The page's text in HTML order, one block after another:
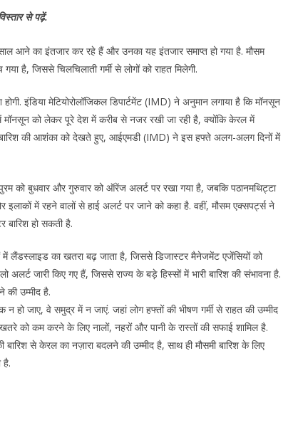
से पढ़ें.
आने का इंतजार कर रहे हैं और उनका यह इंतजार समाप्त हो गया है. मौसम
है, जिससे चिलचिलाती गर्मी से लोगों को राहत मिलेगी.
इंडिया मेटियोरोलॉजिकल डिपार्टमेंट (IMD) ने अनुमान लगाया है कि मॉनसून
मॉनसून को लेकर पूरे देश में करीब से नजर रखी जा रही है, क्योंकि केरल में
की आशंका को देखते हुए, आईएमडी (IMD) ने इस हफ्ते अलग-अलग दिनों में
को बुधवार और गुरुवार को ऑरेंज अलर्ट पर रखा गया है, जबकि पठानमथिट्टा
में रहने वालों से हाई अलर्ट पर जाने को कहा है. वहीं, मौसम एक्सपर्ट्स ने
हो सकती है.
लैंडस्लाइड का खतरा बढ़ जाता है, जिससे डिजास्टर मैनेजमेंट एजेंसियों को
जारी किए गए हैं, जिससे राज्य के बड़े हिस्सों में भारी बारिश की संभावना है.
उम्मीद है.
हो जाए, वे समुद्र में न जाएं. जहां लोग हफ्तों की भीषण गर्मी से राहत की उम्मीद
को कम करने के लिए नालों, नहरों और पानी के रास्तों की सफाई शामिल है.
से केरल का नज़ारा बदलने की उम्मीद है, साथ ही मौसमी बारिश के लिए
है.